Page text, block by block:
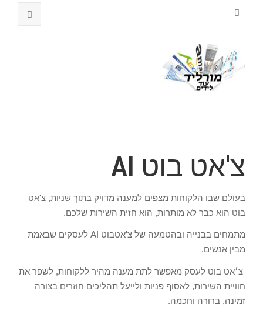
צ'אט בוט AI
בעולם שבו הלקוחות מצפים למענה מדויק בתוך שניות, צ'אט
בוט הוא כבר לא מותרות, הוא חזית השירות שלכם.
מתמחים בבנייה ובהטמעה של צ'אטבוט AI לעסקים שבאמת
מבין אנשים.
צ׳אט בוט לעסק מאפשר לתת מענה מהיר ללקוחות, לשפר את
חוויית השירות, לאסוף פניות ולייעל תהליכים חוזרים בצורה
זמינה, ברורה וחכמה.